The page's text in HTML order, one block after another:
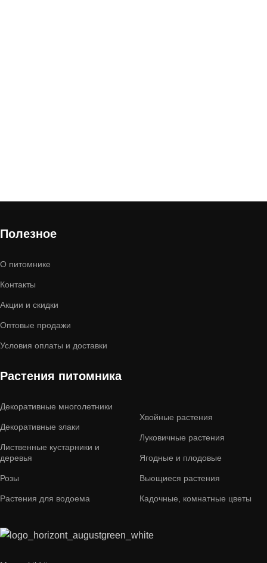
Полезное
О питомнике
Контакты
Акции и скидки
Оптовые продажи
Условия оплаты и доставки
Растения питомника
Декоративные многолетники
Декоративные злаки
Лиственные кустарники и
деревья
Розы
Растения для водоема
Хвойные растения
Луковичные растения
Ягодные и плодовые
Вьющиеся растения
Кадочные, комнатные цветы